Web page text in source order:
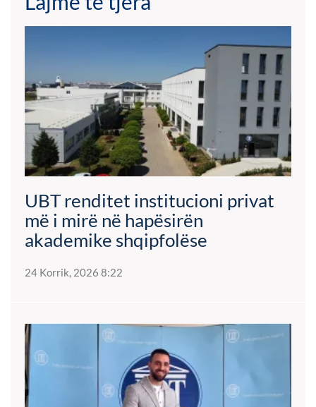
UBT renditet institucioni privat
më i mirë në hapësirën
akademike shqipfolëse
24 Korrik, 2026 8:22